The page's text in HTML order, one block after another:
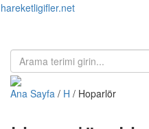
hareketligifler.net
Ana Sayfa / H / Hoparlör